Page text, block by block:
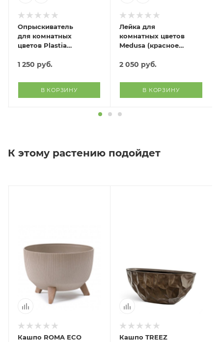
Опрыскиватель
для комнатных
цветов Plastia
1 250 руб.
В КОРЗИНУ
Лейка для
комнатных цветов
Medusa (красное
2 050 руб.
В КОРЗИНУ
К этому растению подойдет
Кашпо ROMA ECO
Кашпо TREEZ